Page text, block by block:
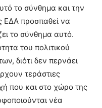
το σύνθημα και την
ΕΔΑ προσπαθεί να
το σύνθημα αυτό.
του πολιτικού
διότι δεν περνάει
τεράστιες
που και στο χώρο της
νέα